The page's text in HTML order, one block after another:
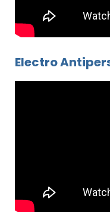
Electro